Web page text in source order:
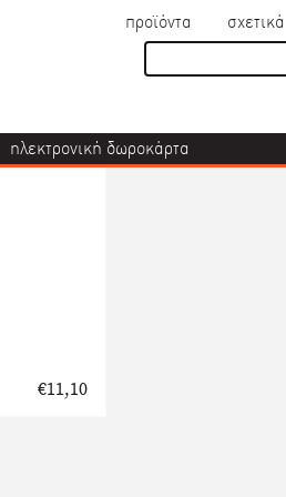
προϊόντα σχετικά
ηλεκτρονική δωροκάρτα
€11,10